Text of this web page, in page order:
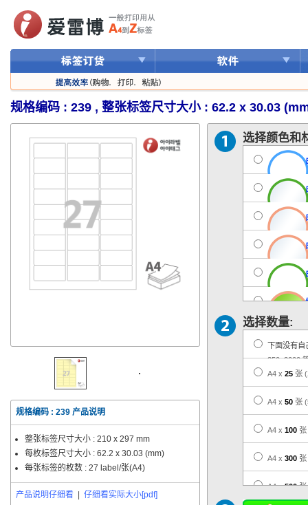
规格编码 : 239 , 整张标签尺寸大小 : 62.2 x 30.03
规格编码 : 239 产品说明
整张标签尺寸大小 : 210 x 297 mm
每枚标签尺寸大小 : 62.2 x 30.03 (mm)
每张标签的枚数 : 27 label/张(A4)
产品说明仔细看 仔细看实际大小[pdf]
选择颜色和
选择数量:
下面没有自
350, 2000
A4 x 25 张
A4 x 50 张
A4 x 100 张
A4 x 300 张
A4 x500张